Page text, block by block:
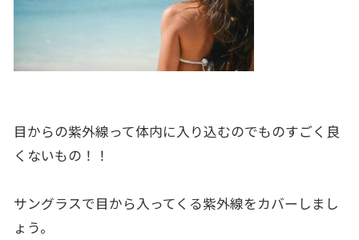
目からの紫外線って体内に入り込むのでものすごく良
くないもの！！
サングラスで目から入ってくる紫外線をカバーしまし
ょう。